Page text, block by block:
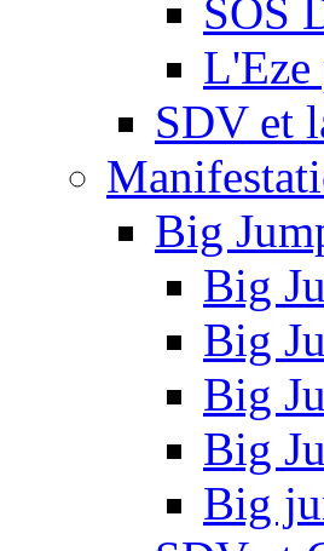
SOS
L'Eze
SDV et
Big
Big
Big
Big
Big
Big